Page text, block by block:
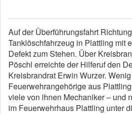
Auf der Überführungsfahrt
Tanklöschfahrzeug in Plattling mit
Defekt zum Stehen. Über
Pöschl erreichte der Hilferuf den
Kreisbrandrat Erwin Wurzer.
Feuerwehrangehörige aus
viele von ihnen Mechaniker – und
im Feuerwehrhaus Plattling unter